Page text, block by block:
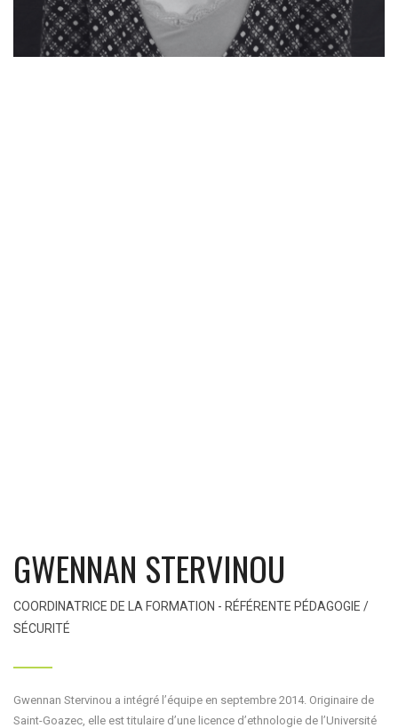
GWENNAN STERVINOU
COORDINATRICE DE LA FORMATION - RÉFÉRENTE PÉDAGOGIE /
SÉCURITÉ
Gwennan Stervinou a intégré l’équipe en septembre 2014. Originaire de
Saint-Goazec, elle est titulaire d’une licence d’ethnologie de l’Université